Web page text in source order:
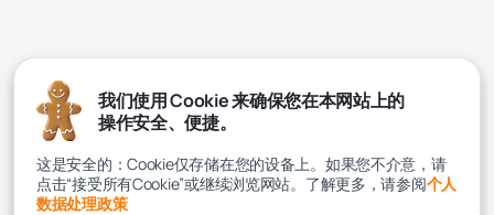
我们使用 Cookie 来确保您在本网站上的
操作安全、便捷。
这是安全的：Cookie仅存储在您的设备上。如果您不介意，请
点击“接受所有Cookie”或继续浏览网站。了解更多，请参阅个人
数据处理政策